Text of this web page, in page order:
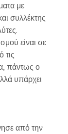
με
συλλέκτης
είναι σε
τις
πάντως ο
υπάρχει
από την